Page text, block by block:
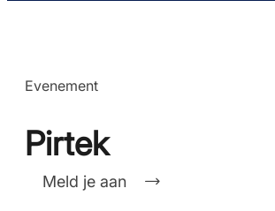
Evenement
Pirtek
Meld je aan